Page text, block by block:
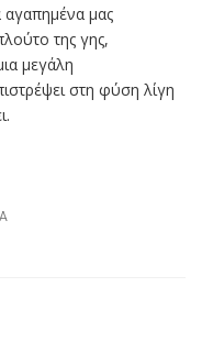
αγαπημένα μας
της γης,
μεγάλη
στη φύση λίγη